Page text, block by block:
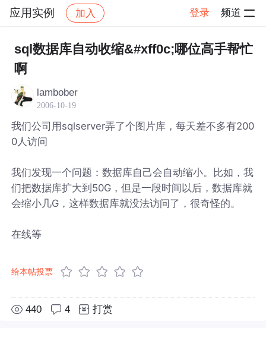
应用实例 加入 登录 频道
社区 应用实例 帖子详情
sql数据库自动收缩&#xff0c;哪位高手帮忙
啊
lambober
2006-10-19
我们公司用sqlserver弄了个图片库，每天差不多有200
0人访问
我们发现一个问题：数据库自己会自动缩小。比如，我
们把数据库扩大到50G，但是一段时间以后，数据库就
会缩小几G，这样数据库就没法访问了，很奇怪的。
在线等
给本帖投票
440 4 打赏